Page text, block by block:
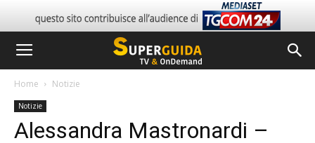
Home Notizie
Notizie
Alessandra Mastronardi –